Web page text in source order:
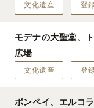
文化遺産 登
モデナの大聖堂、
広場
文化遺産 登
ポンペイ、エルコ